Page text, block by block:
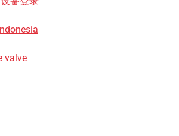
valve